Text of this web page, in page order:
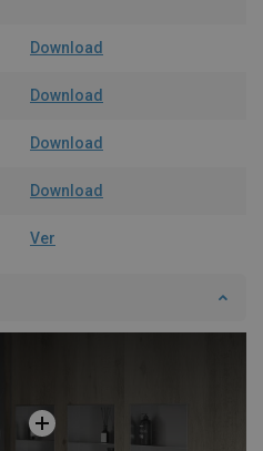
Download
Download
Download
Download
Ver